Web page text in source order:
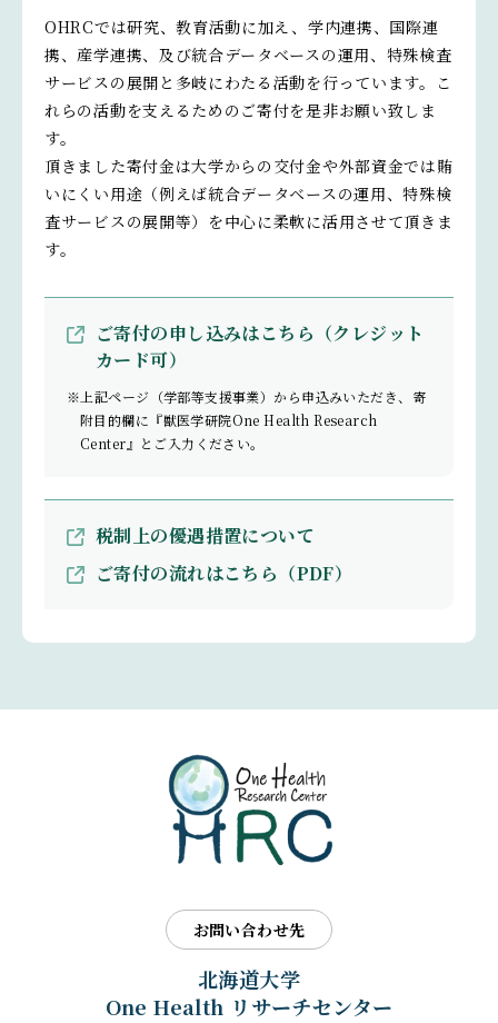
OHRCでは研究、教育活動に加え、学内連携、国際連
携、産学連携、及び統合データベースの運用、特殊検査
サービスの展開と多岐にわたる活動を行っています。こ
れらの活動を支えるためのご寄付を是非お願い致しま
す。
頂きました寄付金は大学からの交付金や外部資金では賄
いにくい用途（例えば統合データベースの運用、特殊検
査サービスの展開等）を中心に柔軟に活用させて頂きま
す。
ご寄付の申し込みはこちら（クレジット
カード可）
※上記ページ（学部等支援事業）から申込みいただき、寄
附目的欄に『獣医学研院One Health Research
Center』とご入力ください。
税制上の優遇措置について
ご寄付の流れはこちら（PDF）
お問い合わせ先
北海道大学
One Health リサーチセンター